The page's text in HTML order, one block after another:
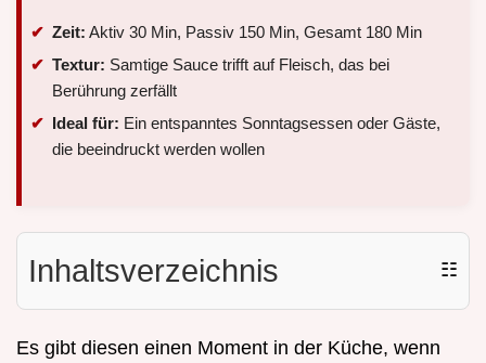
Zeit: Aktiv 30 Min, Passiv 150 Min, Gesamt 180 Min
Textur: Samtige Sauce trifft auf Fleisch, das bei
Berührung zerfällt
Ideal für: Ein entspanntes Sonntagsessen oder Gäste,
die beeindruckt werden wollen
Inhaltsverzeichnis ☷
Es gibt diesen einen Moment in der Küche, wenn